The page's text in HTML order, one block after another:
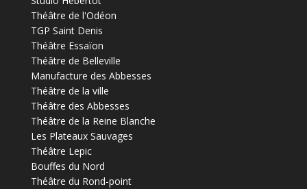
Théâtre de l'Odéon
TGP Saint Denis
Théâtre Essaïon
Théâtre de Belleville
Manufacture des Abbesses
Théâtre de la ville
Théâtre des Abbesses
Théâtre de la Reine Blanche
Les Plateaux Sauvages
Théâtre Lepic
Bouffes du Nord
Théâtre du Rond-point